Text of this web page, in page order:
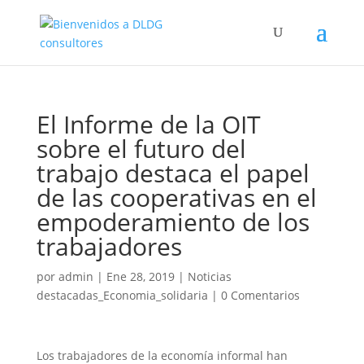
El Informe de la OIT
sobre el futuro del
trabajo destaca el papel
de las cooperativas en el
empoderamiento de los
trabajadores
por admin | Ene 28, 2019| Noticias
destacadas_Economia_solidaria | 0 Comentarios
Los trabajadores de la economía informal han